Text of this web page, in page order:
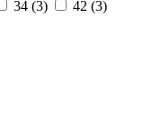
34 (3) 42 (3)